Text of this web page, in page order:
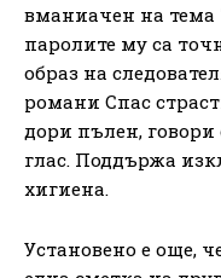
вманиачен на тема
паролите му са
образ на
романи Спас
дори пълен,
глас. Поддържа
хигиена.
Установено е още,